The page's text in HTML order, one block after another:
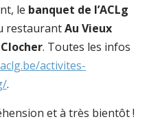
le banquet de l’ACLg
restaurantAu Vieux
. Toutes les infos
activites-
.
et à très bientôt !